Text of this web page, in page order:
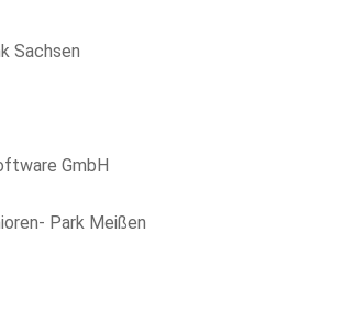
Sachsen
GmbH
Park Meißen